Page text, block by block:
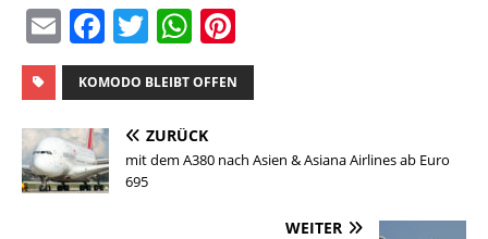
E
m
ai
l
F
a
c
e
b
o
T
w
it
te
r
W
h
at
s
A
n
te
st
KOMODO BLEIBT OFFEN
ZURÜCK
mit dem A380 nach Asien & Asiana Airlines ab Euro
695
WEITER